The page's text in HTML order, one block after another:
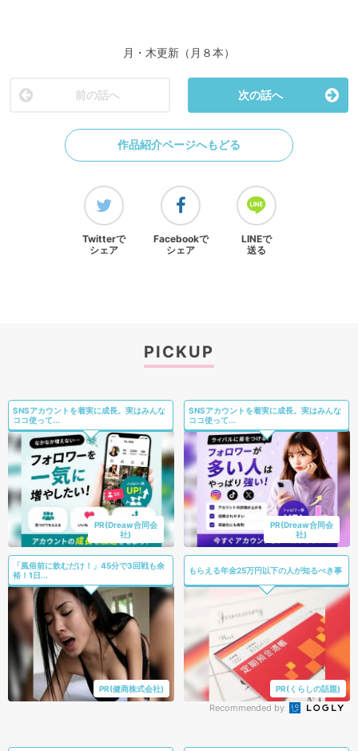
月・木更新（月８本）
前の話へ 次の話へ
作品紹介ページへもどる
Twitterで
シェア
Facebookで
シェア
LINEで
送る
PICKUP
SNSアカウントを着実に成長。実はみんな
ココ使って...
PR(Dreaw合同会
社)
SNSアカウントを着実に成長。実はみんな
ココ使って...
PR(Dreaw合同会
社)
「風俗前に飲むだけ！」45分で3回戦も余
裕！1日...
PR(健商株式会社)
もらえる年金25万円以下の人が知るべき事
PR(くらしの話題)
Recommended by